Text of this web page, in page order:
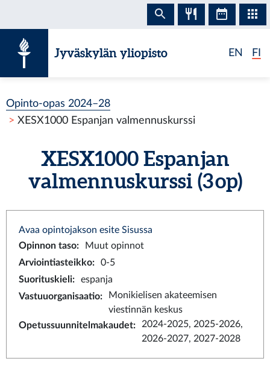
Jyväskylän yliopisto EN FI
Opinto-opas 2024–28
XESX1000 Espanjan valmennuskurssi
XESX1000 Espanjan
valmennuskurssi (3 op)
Avaa opintojakson esite Sisussa
Opinnon taso:
Muut opinnot
Arviointiasteikko:
0-5
Suorituskieli:
espanja
Vastuuorganisaatio:
Monikielisen akateemisen
viestinnän keskus
Opetussuunnitelmakaudet:
2024-2025, 2025-2026,
2026-2027, 2027-2028